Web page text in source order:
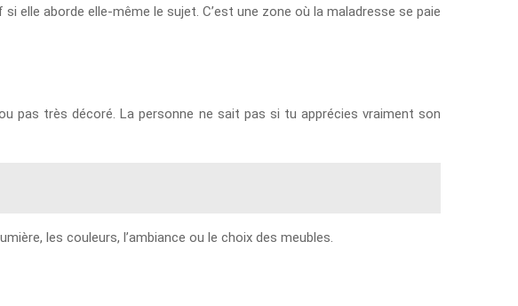
elle aborde elle-même le sujet. C’est une zone où la maladresse se paie
pas très décoré. La personne ne sait pas si tu apprécies vraiment son
les couleurs, l’ambiance ou le choix des meubles.